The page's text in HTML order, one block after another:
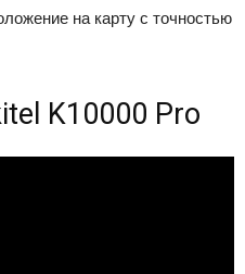
на карту с точностью
K10000 Pro